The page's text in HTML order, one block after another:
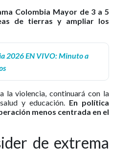
Colombia Mayor de 3 a 5
de tierras y ampliar los
2026 EN VIVO: Minuto a
la violencia, continuará con la
y educación. En política
menos centrada en el
de extrema